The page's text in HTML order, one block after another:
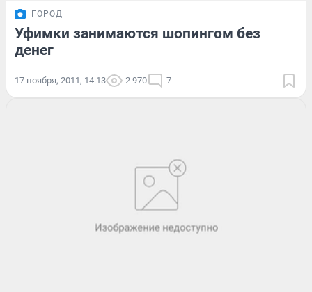
ГОРОД
Уфимки занимаются шопингом без
денег
17 ноября, 2011, 14:13 2 970 7